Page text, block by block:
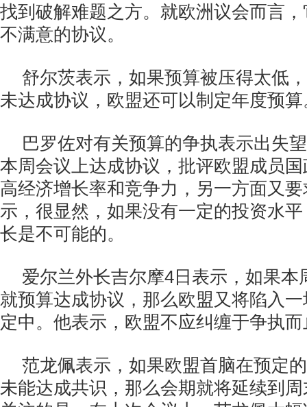
找到破解难题之方。就欧洲议会而言
不满意的协议。
舒尔茨表示，如果预算被压得太低
未达成协议，欧盟还可以制定年度预算
巴罗佐对有关预算的争执表示出失
本周会议上达成协议，批评欧盟成员
高经济增长率和竞争力，另一方面又
示，很显然，如果没有一定的投资水
长是不可能的。
爱尔兰外长吉尔摩4日表示，如果本
就预算达成协议，那么欧盟又将陷入
定中。他表示，欧盟不应纠缠于争执
范龙佩表示，如果欧盟首脑在预定
未能达成共识，那么会期就将延续到